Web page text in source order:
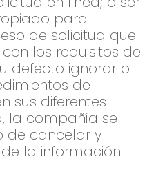
para
de solicitud que
los requisitos de
defecto ignorar o
de
sus diferentes
la compañía se
de cancelar y
la información